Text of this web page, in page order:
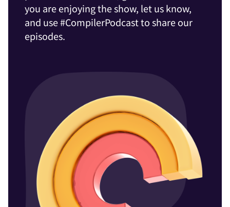
you are enjoying the show, let us know,
and use #CompilerPodcast to share our
episodes.